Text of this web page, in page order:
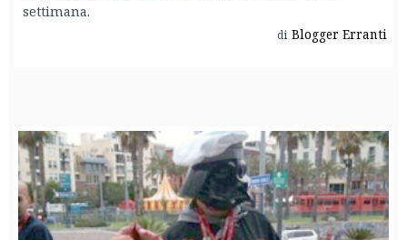
settimana.
di Blogger Erranti